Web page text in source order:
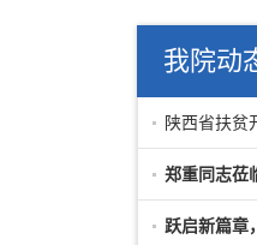
我院动
郑重同志莅